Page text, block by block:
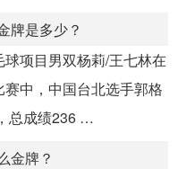
牌是多少？
项目男双杨莉/王七林在
中，中国台北选手郭格
总成绩236 …
金牌？